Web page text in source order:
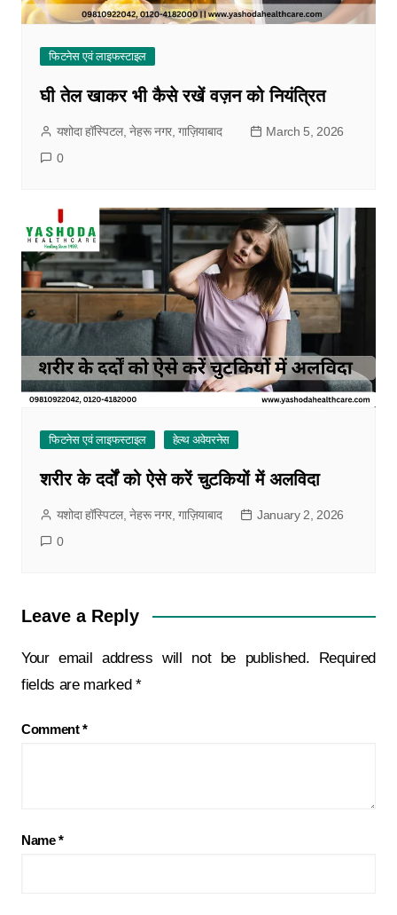
फिटनेस एवं लाइफस्टाइल
घी तेल खाकर भी कैसे रखें वज़न को नियंत्रित
यशोदा हॉस्पिटल, नेहरू नगर, गाज़ियाबाद
March 5, 2026
0
फिटनेस एवं लाइफस्टाइल हेल्थ अवेयरनेस
शरीर के दर्दों को ऐसे करें चुटकियों में अलविदा
यशोदा हॉस्पिटल, नेहरू नगर, गाज़ियाबाद
January 2, 2026
0
Leave a Reply
Your email address will not be published.
Required
fields are marked *
Comment*
Name*